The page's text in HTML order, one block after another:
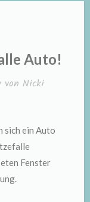
Auto!
von Nicki
sich ein Auto
Fenster